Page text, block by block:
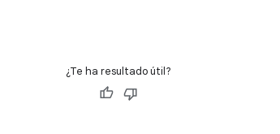
¿Te ha resultado útil?